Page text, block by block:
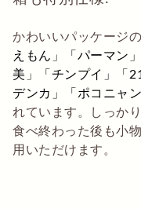
かわいいパッケージ
えもん」「パーマン
美」「チンプイ」「
デンカ」「ポコニャ
れています。しっか
食べ終わった後も小
用いただけます。